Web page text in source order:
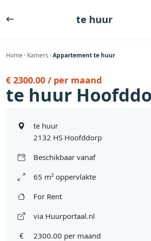
naar
te huur
Home · Kamers ·Appartement te huur
€ 2300.00 / per maand
te huur
te huur
2132 HS Hoofddorp
Beschikbaar vanaf
65 m² oppervlakte
For Rent
via Huurportaal.nl
2300.00 per maand